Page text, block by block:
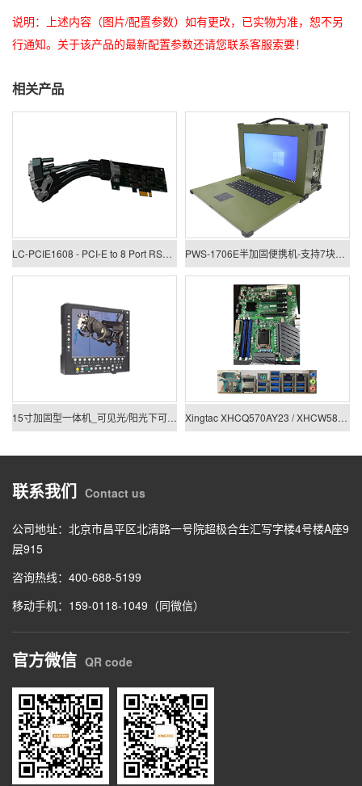
说明：上述内容（图片/配置参数）如有更改，已实物为准，恕不另
行通知。关于该产品的最新配置参数还请您联系客服索要！
相关产品
LC-PCIE1608 - PCI-E to 8 Port RS422/485 Low Profile Card PWS-1706E半加固便携机-支持7块PCIE/PCI板卡扩展
15寸加固型一体机_可见光/阳光下可视一体机 Xingtac XHCQ570AY23 / XHCW580AY23
联系我们 Contact us
公司地址：北京市昌平区北清路一号院超极合生汇写字楼4号楼A座9
层915
咨询热线：400-688-5199
移动手机：159-0118-1049（同微信）
官方微信 QR code